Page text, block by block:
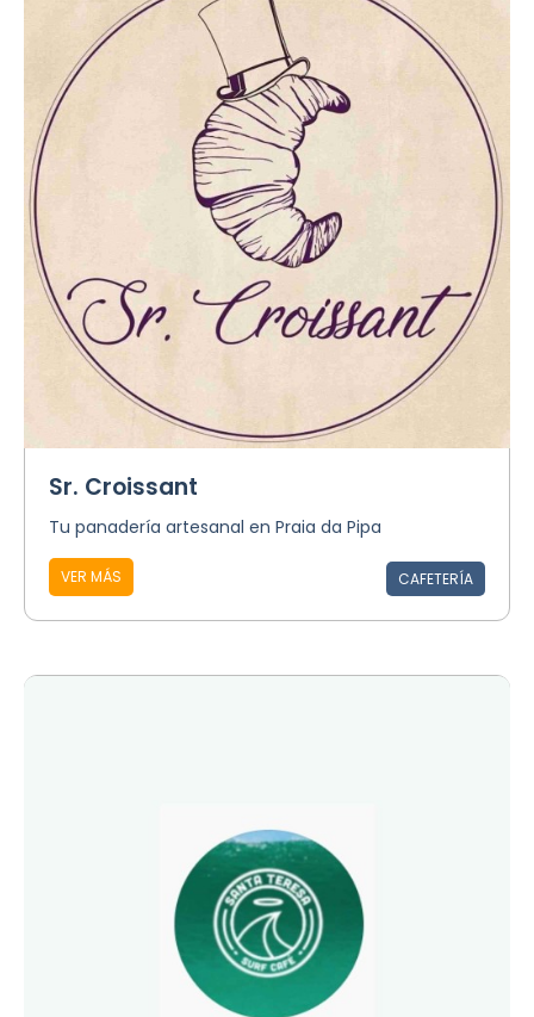
Sr. Croissant
Tu panadería artesanal en Praia da Pipa
VER MÁS CAFETERÍA